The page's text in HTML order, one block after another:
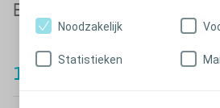
Noodzakelijk
Statistieken
Eenvoudige tips voor
1. Hou uw huid schoon